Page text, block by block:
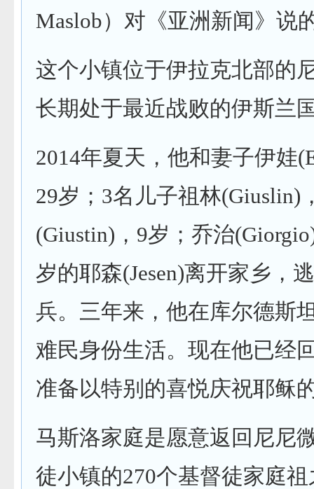
Maslob）对《亚洲新闻》说
这个小镇位于伊拉克北部的
长期处于最近战败的伊斯兰
2014年夏天，他和妻子伊娃
29岁；3名儿子祖林(Giuslin)
(Giustin)，9岁；乔治
岁的耶森(Jesen)离开家乡，
兵。三年来，他在库尔德斯
难民身份生活。现在他已经
准备以特别的喜悦庆祝耶稣
马斯洛家庭是愿意返回尼尼
徒小镇的270个基督徒家庭